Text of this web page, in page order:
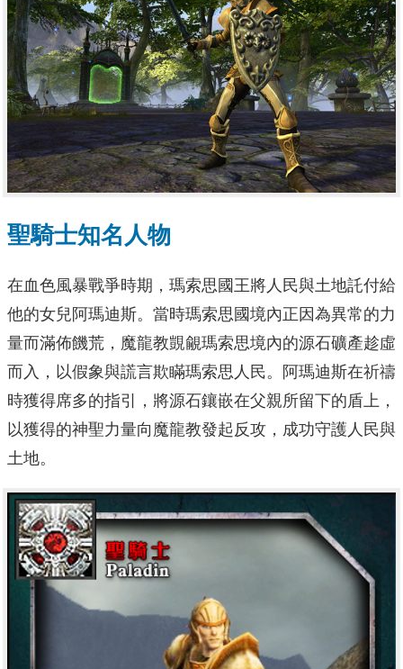
聖騎士知名人物
在血色風暴戰爭時期，瑪索思國王將人民與土地託付給
他的女兒阿瑪迪斯。當時瑪索思國境內正因為異常的力
量而滿佈饑荒，魔龍教覬覦瑪索思境內的源石礦產趁虛
而入，以假象與謊言欺瞞瑪索思人民。阿瑪迪斯在祈禱
時獲得席多的指引，將源石鑲嵌在父親所留下的盾上，
以獲得的神聖力量向魔龍教發起反攻，成功守護人民與
土地。